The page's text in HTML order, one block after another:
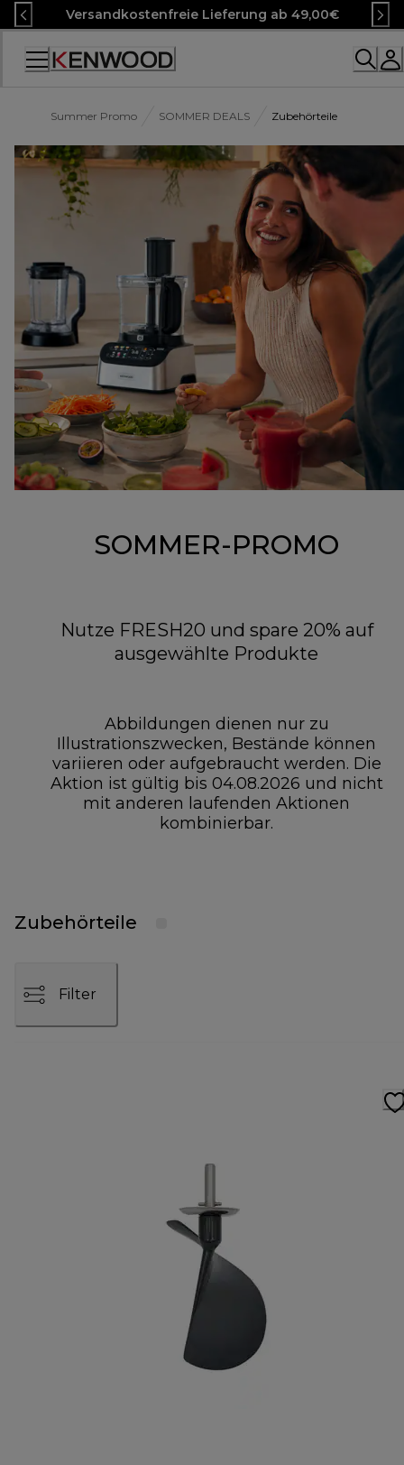
Skip
to
Content
Versandkostenfreie Lieferung ab 49,00€
Accessibility
Summer Promo SOMMER DEALS Zubehörteile
SOMMER-PROMO
Nutze FRESH20 und spare 20% auf
ausgewählte Produkte
Abbildungen dienen nur zu
Illustrationszwecken, Bestände können
variieren oder aufgebraucht werden. Die
Aktion ist gültig bis 04.08.2026 und nicht
mit anderen laufenden Aktionen
kombinierbar.
Zubehörteile
Filter